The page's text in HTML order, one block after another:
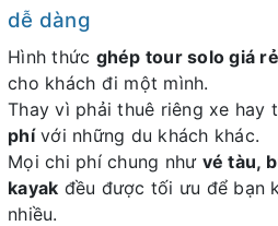
dễ dàng
Hình thức ghép tour solo giá rẻ
cho khách đi một mình.
Thay vì phải thuê riêng xe hay
phívới những du khách khác.
Mọi chi phí chung như vé tàu,
kayak đều được tối ưu để bạn
nhiều.